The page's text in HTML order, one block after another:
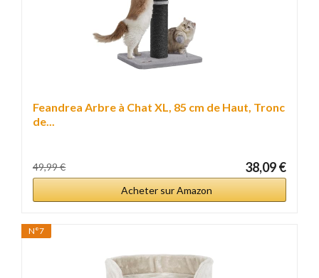
Feandrea Arbre à Chat XL, 85 cm de Haut, Tronc
de...
49,99 € 38,09 €
Acheter sur Amazon
N°7